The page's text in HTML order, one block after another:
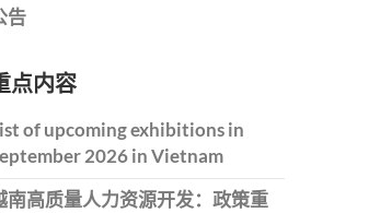
告
点内容
of upcoming exhibitions in
2026 in Vietnam
南高质量人力资源开发：政策重